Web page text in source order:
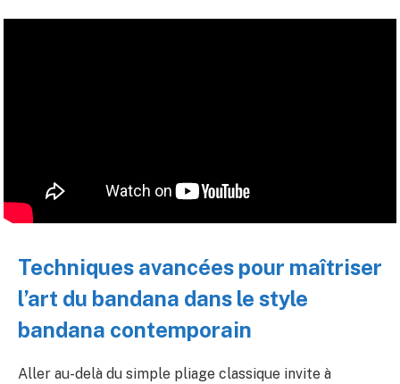
Techniques avancées pour maîtriser
l’art du bandana dans le style
bandana contemporain
Aller au-delà du simple pliage classique invite à